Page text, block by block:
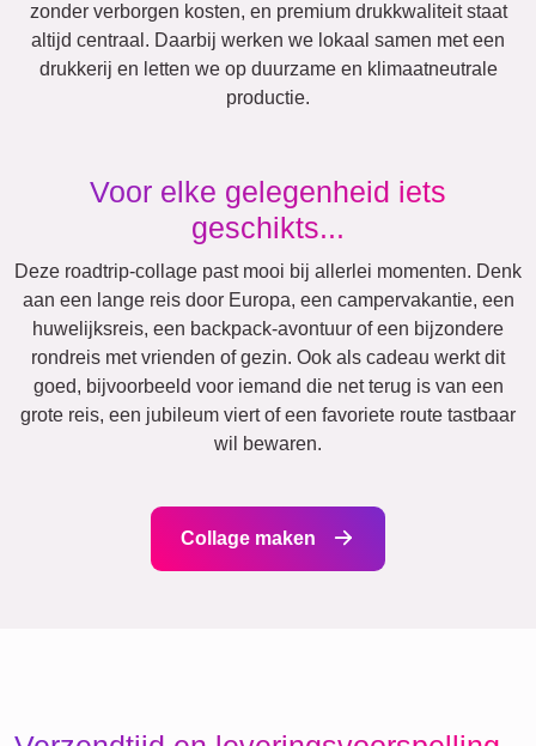
Jubileum Pensioen
Tekst